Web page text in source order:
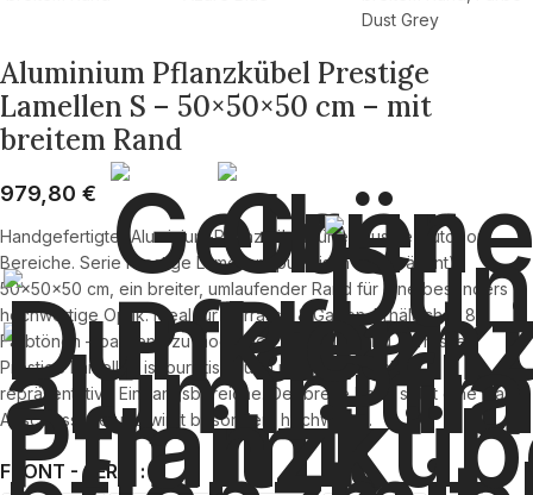
Aluminium Pflanzkübel Prestige
Lamellen S – 50×50×50 cm – mit
breitem Rand
979,80 €
Handgefertigter Aluminium-Pflanzkübel für exklusive Outdoor-
Bereiche. Serie Prestige Lamellen (puristisch und präsent),
50×50×50 cm, ein breiter, umlaufender Rand für eine besonders
hochwertige Optik. Ideal für Terrasse & Garten. Erhältlich in 8
Farbtönen – passend zu modernen Fassaden und Terrassen.
Prestige Lamellen ist puristisch und präsent – ideal für
repräsentative Eingangsbereiche. Der breite Rand setzt eine klare
Abschlusslinie und wirkt besonders hochwertig.
FRONT - SERIE